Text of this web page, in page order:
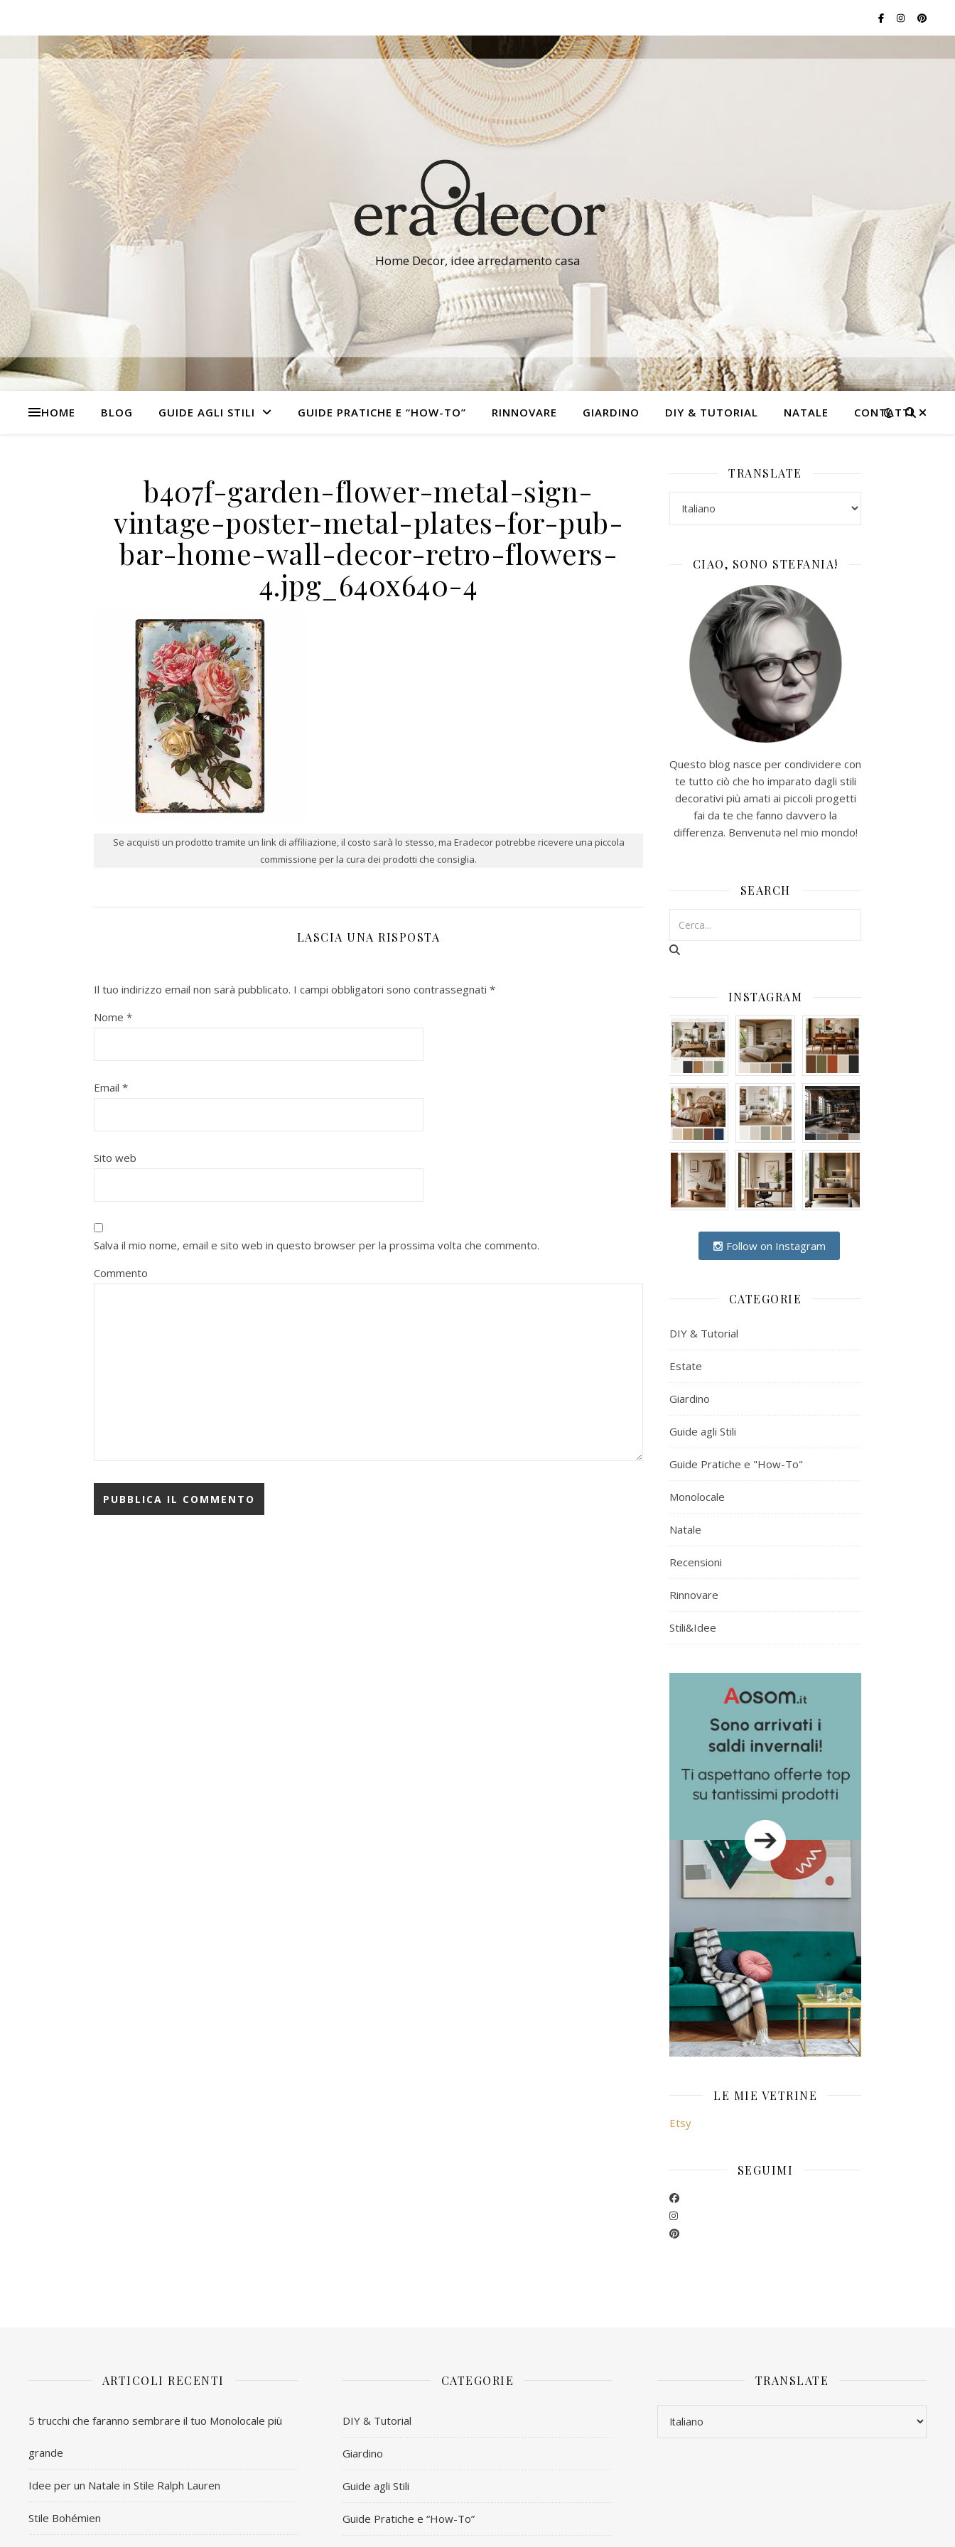
Home Decor, idee arredamento casa
HOME BLOG GUIDE AGLI STILI GUIDE PRATICHE E “HOW-TO” RINNOVARE GIARDINO DIY & TUTORIAL NATALE CONTATTI
b407f-garden-flower-metal-sign-
vintage-poster-metal-plates-for-pub-
bar-home-wall-decor-retro-flowers-
4.jpg_640x640-4
Se acquisti un prodotto tramite un link di affiliazione, il costo sarà lo stesso, ma Eradecor potrebbe ricevere una piccola
commissione per la cura dei prodotti che consiglia.
LASCIA UNA RISPOSTA
Il tuo indirizzo email non sarà pubblicato. I campi obbligatori sono contrassegnati *
Nome *
Email *
Sito web
Salva il mio nome, email e sito web in questo browser per la prossima volta che commento.
Commento
TRANSLATE
CIAO, SONO STEFANIA!
Questo blog nasce per condividere con
te tutto ciò che ho imparato dagli stili
decorativi più amati ai piccoli progetti
fai da te che fanno davvero la
differenza. Benvenutə nel mio mondo!
SEARCH
INSTAGRAM
Follow on Instagram
CATEGORIE
DIY & Tutorial
Estate
Giardino
Guide agli Stili
Guide Pratiche e "How-To"
Monolocale
Natale
Recensioni
Rinnovare
Stili&Idee
LE MIE VETRINE
Etsy
SEGUIMI
ARTICOLI RECENTI
5 trucchi che faranno sembrare il tuo Monolocale più
grande
Idee per un Natale in Stile Ralph Lauren
Stile Bohémien
CATEGORIE
DIY & Tutorial
Giardino
Guide agli Stili
Guide Pratiche e “How-To”
TRANSLATE